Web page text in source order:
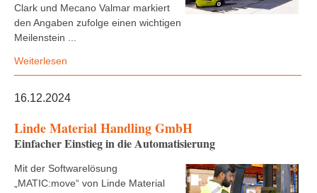
Clark und Mecano Valmar markiert
den Angaben zufolge einen wichtigen
Meilenstein ...
Weiterlesen
16.12.2024
Linde Material Handling GmbH
Einfacher Einstieg in die Automatisierung
Mit der Softwarelösung
„MATIC:move“ von Linde Material